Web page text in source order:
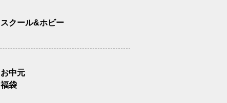
スクール&ホビー
お中元
福袋